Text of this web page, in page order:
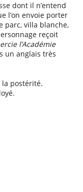
dont il n’entend
l’on envoie porter
parc, villa blanche,
reçoit
l’Académie
un anglais très
la postérité.